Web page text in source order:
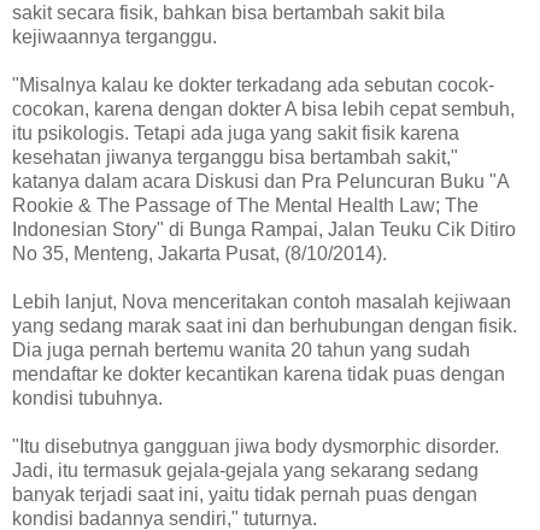
sakit secara fisik, bahkan bisa bertambah sakit bila
kejiwaannya terganggu.
"Misalnya kalau ke dokter terkadang ada sebutan cocok-
cocokan, karena dengan dokter A bisa lebih cepat sembuh,
itu psikologis. Tetapi ada juga yang sakit fisik karena
kesehatan jiwanya terganggu bisa bertambah sakit,"
katanya dalam acara Diskusi dan Pra Peluncuran Buku "A
Rookie & The Passage of The Mental Health Law; The
Indonesian Story" di Bunga Rampai, Jalan Teuku Cik Ditiro
No 35, Menteng, Jakarta Pusat, (8/10/2014).
Lebih lanjut, Nova menceritakan contoh masalah kejiwaan
yang sedang marak saat ini dan berhubungan dengan fisik.
Dia juga pernah bertemu wanita 20 tahun yang sudah
mendaftar ke dokter kecantikan karena tidak puas dengan
kondisi tubuhnya.
"Itu disebutnya gangguan jiwa body dysmorphic disorder.
Jadi, itu termasuk gejala-gejala yang sekarang sedang
banyak terjadi saat ini, yaitu tidak pernah puas dengan
kondisi badannya sendiri," tuturnya.